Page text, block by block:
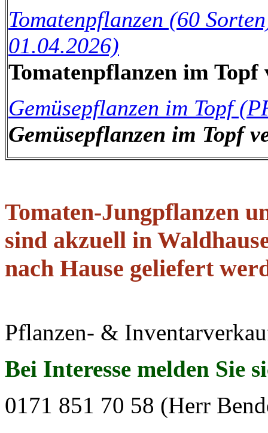
Tomatenpflanzen (60
01.04.2026)
Tomatenpflanzen im Topf
Gemüsepflanzen im Topf
Gemüsepflanzen im Topf
Tomaten-Jungpflanzen
sind akzuell in
nach Hause geliefert
Pflanzen- &
Bei Interesse melden Sie
0171 851 70 58 (Herr